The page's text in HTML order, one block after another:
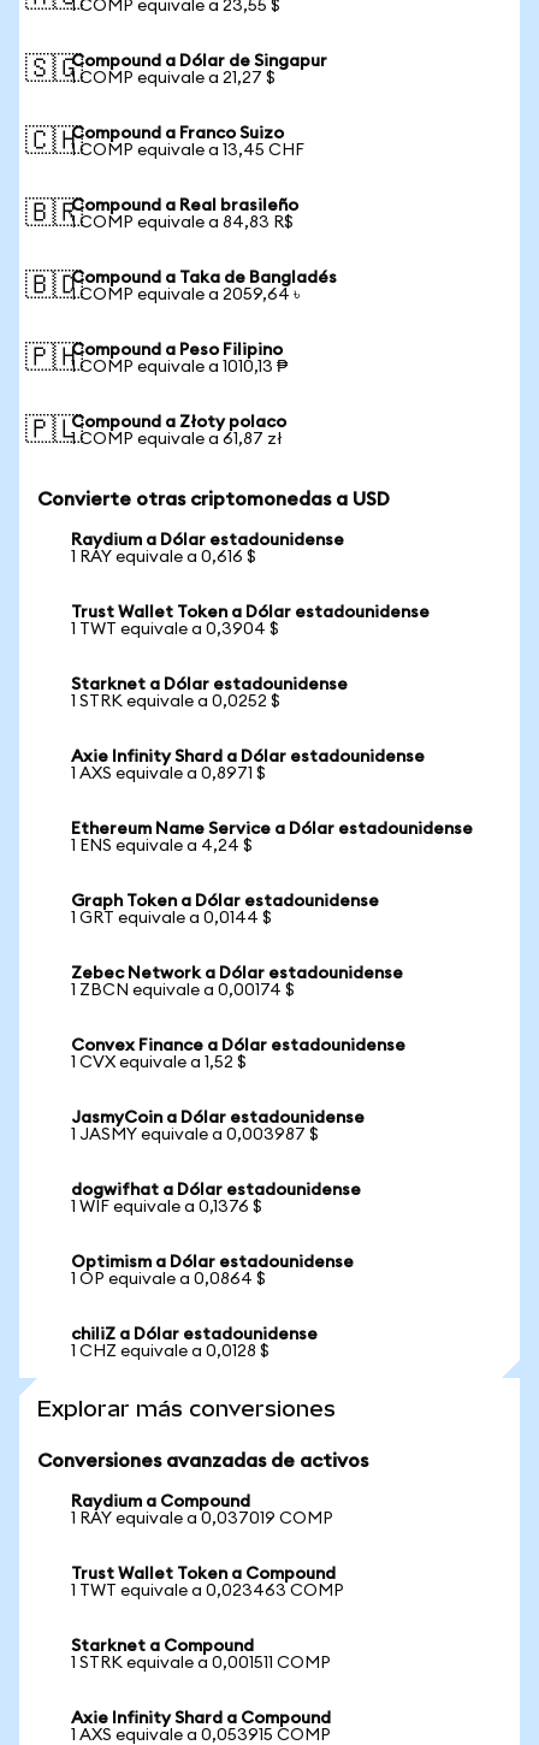
1 COMP equivale a 23,55 $
🇸🇬Compound a Dólar de Singapur
1 COMP equivale a 21,27 $
🇨🇭Compound a Franco Suizo
1 COMP equivale a 13,45 CHF
🇧🇷Compound a Real brasileño
1 COMP equivale a 84,83 R$
🇧🇩Compound a Taka de Bangladés
1 COMP equivale a 2059,64 ৳
🇵🇭Compound a Peso Filipino
1 COMP equivale a 1010,13 ₱
🇵🇱Compound a Złoty polaco
1 COMP equivale a 61,87 zł
Convierte otras criptomonedas a USD
Raydium a Dólar estadounidense
1 RAY equivale a 0,616 $
Trust Wallet Token a Dólar estadounidense
1 TWT equivale a 0,3904 $
Starknet a Dólar estadounidense
1 STRK equivale a 0,0252 $
Axie Infinity Shard a Dólar estadounidense
1 AXS equivale a 0,8971 $
Ethereum Name Service a Dólar estadounidense
1 ENS equivale a 4,24 $
Graph Token a Dólar estadounidense
1 GRT equivale a 0,0144 $
Zebec Network a Dólar estadounidense
1 ZBCN equivale a 0,00174 $
Convex Finance a Dólar estadounidense
1 CVX equivale a 1,52 $
JasmyCoin a Dólar estadounidense
1 JASMY equivale a 0,003987 $
dogwifhat a Dólar estadounidense
1 WIF equivale a 0,1376 $
Optimism a Dólar estadounidense
1 OP equivale a 0,0864 $
chiliZ a Dólar estadounidense
1 CHZ equivale a 0,0128 $
Explorar más conversiones
Conversiones avanzadas de activos
Raydium a Compound
1 RAY equivale a 0,037019 COMP
Trust Wallet Token a Compound
1 TWT equivale a 0,023463 COMP
Starknet a Compound
1 STRK equivale a 0,001511 COMP
Axie Infinity Shard a Compound
1 AXS equivale a 0,053915 COMP